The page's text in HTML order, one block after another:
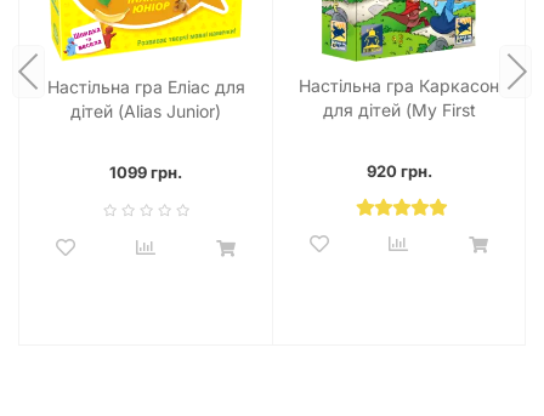
Настільна гра Еліас для
дітей (Alias Junior)
1099 грн.
Настільна гра Каркасон
для дітей (My First
920 грн.